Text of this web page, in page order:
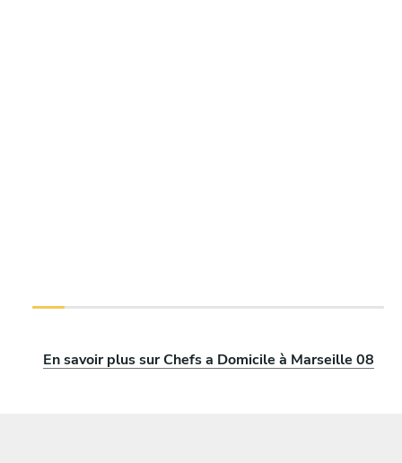
En savoir plus sur Chefs a Domicile à Marseille 08